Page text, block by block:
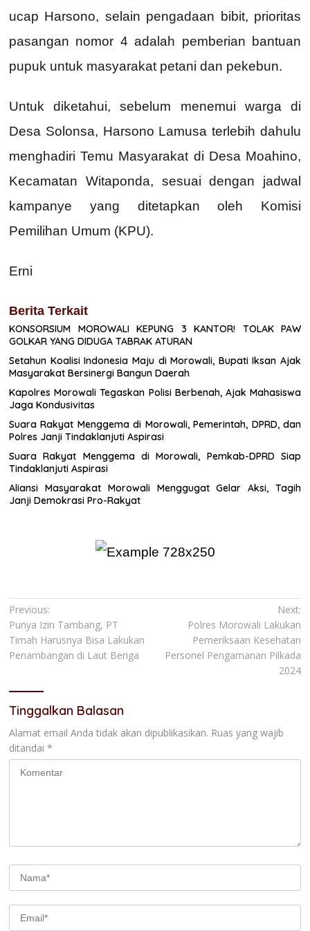
ucap Harsono, selain pengadaan bibit, prioritas
pasangan nomor 4 adalah pemberian bantuan
pupuk untuk masyarakat petani dan pekebun.
Untuk diketahui, sebelum menemui warga di
Desa Solonsa, Harsono Lamusa terlebih dahulu
menghadiri Temu Masyarakat di Desa Moahino,
Kecamatan Witaponda, sesuai dengan jadwal
kampanye yang ditetapkan oleh Komisi
Pemilihan Umum (KPU).
Erni
Berita Terkait
KONSORSIUM MOROWALI KEPUNG 3 KANTOR! TOLAK PAW
GOLKAR YANG DIDUGA TABRAK ATURAN
Setahun Koalisi Indonesia Maju di Morowali, Bupati Iksan Ajak
Masyarakat Bersinergi Bangun Daerah
Kapolres Morowali Tegaskan Polisi Berbenah, Ajak Mahasiswa
Jaga Kondusivitas
Suara Rakyat Menggema di Morowali, Pemerintah, DPRD, dan
Polres Janji Tindaklanjuti Aspirasi
Suara Rakyat Menggema di Morowali, Pemkab-DPRD Siap
Tindaklanjuti Aspirasi
Aliansi Masyarakat Morowali Menggugat Gelar Aksi, Tagih
Janji Demokrasi Pro-Rakyat
Navigasi
pos
Previous:
Punya Izin Tambang, PT
Timah Harusnya Bisa Lakukan
Penambangan di Laut Beriga
Next:
Polres Morowali Lakukan
Pemeriksaan Kesehatan
Personel Pengamanan Pilkada
2024
Tinggalkan Balasan
Alamat email Anda tidak akan dipublikasikan. Ruas yang wajib
ditandai *